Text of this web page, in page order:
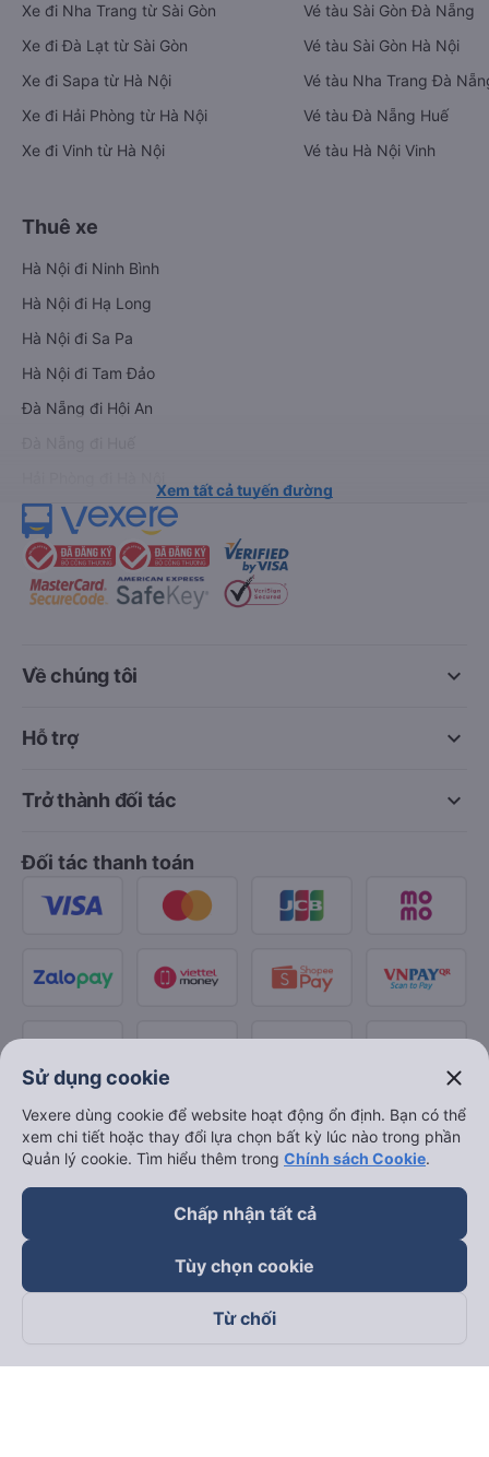
Xe đi Nha Trang từ Sài Gòn
Xe đi Đà Lạt từ Sài Gòn
Xe đi Sapa từ Hà Nội
Xe đi Hải Phòng từ Hà Nội
Xe đi Vinh từ Hà Nội
Vé tàu Sài Gòn Đà Nẵng
Vé tàu Sài Gòn Hà Nội
Vé tàu Nha Trang Đà
Vé tàu Đà Nẵng Huế
Vé tàu Hà Nội Vinh
Thuê xe
Hà Nội đi Ninh Bình
Hà Nội đi Hạ Long
Hà Nội đi Sa Pa
Hà Nội đi Tam Đảo
Đà Nẵng đi Hội An
Xem tất cả tuyến đường
keyboard_arrow_down
Về chúng tôi
keyboard_arrow_down
Hỗ trợ
keyboard_arrow_down
Trở thành đối tác
Đối tác thanh toán
Theo dõi chúng tôi trên
Sử dụng cookie close
Vexere dùng cookie để website hoạt động ổn định. Bạn có thể
xem chi tiết hoặc thay đổi lựa chọn bất kỳ lúc nào trong phần
Quản lý cookie. Tìm hiểu thêm trong Chính sách Cookie.
Chấp nhận tất cả
Tùy chọn cookie
Từ chối